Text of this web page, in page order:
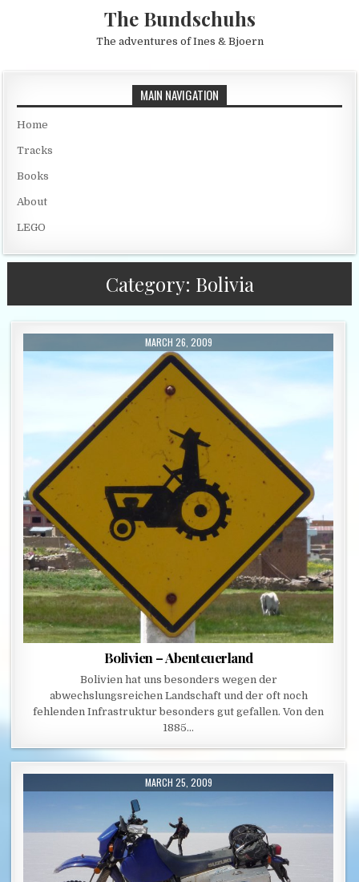
The Bundschuhs
The adventures of Ines & Bjoern
MAIN NAVIGATION
Home
Tracks
Books
About
LEGO
Category: Bolivia
PUBLISHED DATE:
MARCH 26, 2009
Bolivien – Abenteuerland
Bolivien hat uns besonders wegen der
abwechslungsreichen Landschaft und der oft noch
fehlenden Infrastruktur besonders gut gefallen. Von den
1885…
PUBLISHED DATE:
MARCH 25, 2009